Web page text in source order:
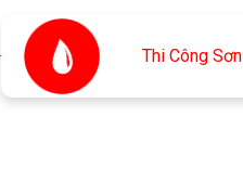
ThiCông Sơn